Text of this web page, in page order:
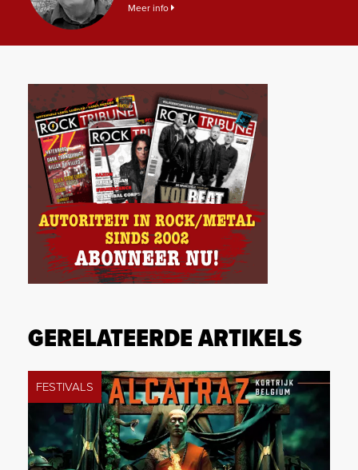
Meer info
GERELATEERDE ARTIKELS
FESTIVALS